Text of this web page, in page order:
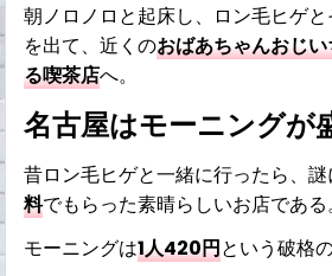
朝ノロノロと起床し、ロン毛ヒゲ
を出て、近くのおばあちゃんおじ
る喫茶店へ。
名古屋はモーニングが
昔ロン毛ヒゲと一緒に行ったら、
料でもらった素晴らしいお店である。
モーニングは1人420円という破格